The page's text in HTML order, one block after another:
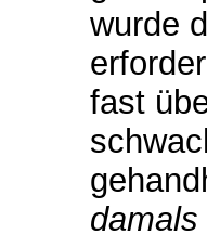
wurde
fast